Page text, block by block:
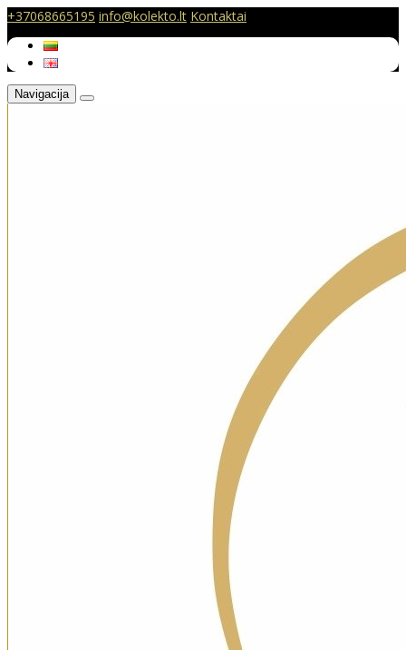
+37068665195 info@kolekto.lt Kontaktai
Navigacija